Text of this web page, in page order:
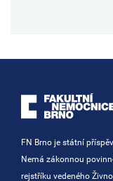
FN Brno je státní
Nemá zákonnou
rejstříku vedeného